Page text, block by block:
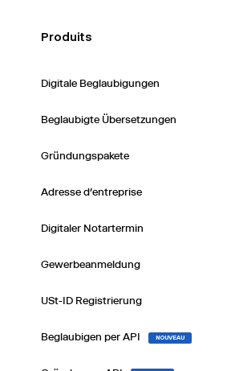
Produits
Digitale Beglaubigungen
Beglaubigte Übersetzungen
Gründungspakete
Adresse d’entreprise
Digitaler Notartermin
Gewerbeanmeldung
USt-ID Registrierung
Beglaubigen per API NOUVEAU